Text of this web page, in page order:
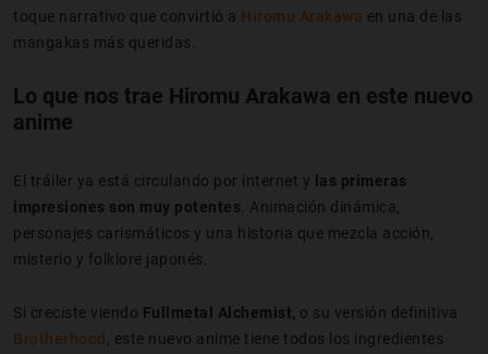
toque narrativo que convirtió a Hiromu Arakawa en una de las
mangakas más queridas.
Lo que nos trae Hiromu Arakawa en este nuevo
anime
El tráiler ya está circulando por internet y
las primeras
impresiones son muy potentes . Animación dinámica,
personajes carismáticos y una historia que mezcla acción,
misterio y folklore japonés.
Si creciste viendo Fullmetal Alchemist, o su versión definitiva
Brotherhood
, este nuevo anime tiene todos los ingredientes